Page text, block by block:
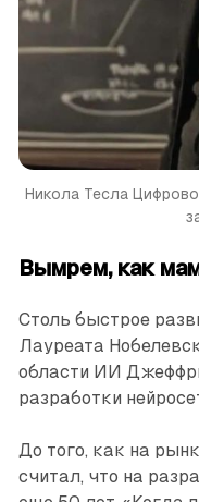
Никола Тесла
Вымрем, как
Столь быстрое
Лауреата
области ИИ
разработки
До того, как на
считал, что на